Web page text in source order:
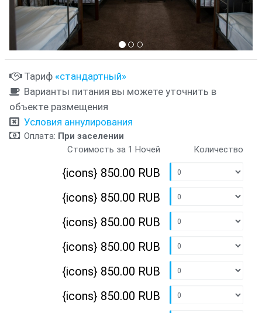
Тариф «стандартный»
Варианты питания вы можете уточнить в
объекте размещения
Условия аннулирования
Оплата: При заселении
Стоимость за 1 Ночей
Количество
{icons} 850.00 RUB
{icons} 850.00 RUB
{icons} 850.00 RUB
{icons} 850.00 RUB
{icons} 850.00 RUB
{icons} 850.00 RUB